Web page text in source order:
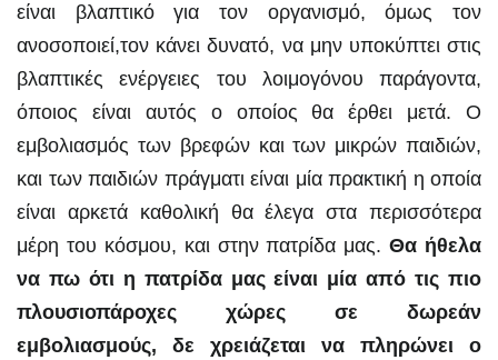
είναι βλαπτικό για τον οργανισμό, όμως τον
ανοσοποιεί,τον κάνει δυνατό, να μην υποκύπτει στις
βλαπτικές ενέργειες του λοιμογόνου παράγοντα,
όποιος είναι αυτός ο οποίος θα έρθει μετά. Ο
εμβολιασμός των βρεφών και των μικρών παιδιών,
και των παιδιών πράγματι είναι μία πρακτική η οποία
είναι αρκετά καθολική θα έλεγα στα περισσότερα
μέρη του κόσμου, και στην πατρίδα μας. Θα ήθελα
να πω ότι η πατρίδα μας είναι μία από τις πιο
πλουσιοπάροχες χώρες σε δωρεάν
εμβολιασμούς, δε χρειάζεται να πληρώνει ο